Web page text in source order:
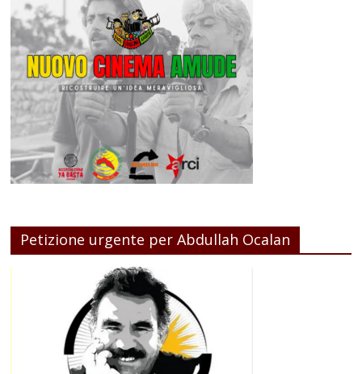
Petizione urgente per Abdullah Ocalan